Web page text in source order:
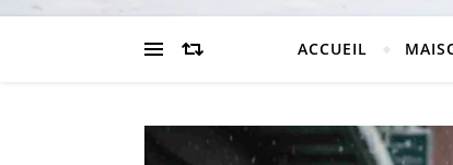
ACCUEIL